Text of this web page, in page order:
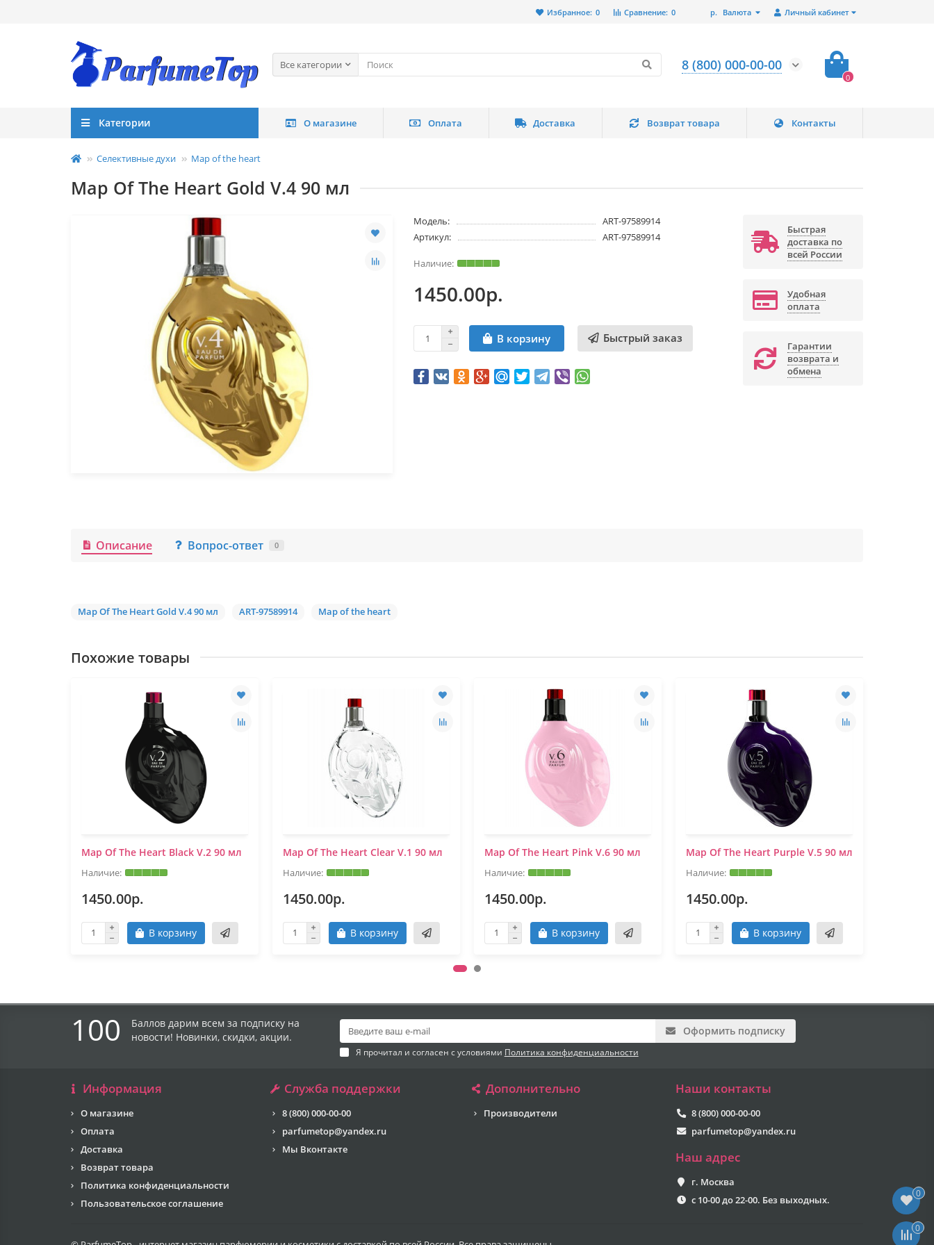
Личный кабинет
р. Валюта
Сравнение: 0
Избранное: 0
Все категории 8 (800) 000-00-00
0
Категории О магазине Оплата Доставка Возврат товара Контакты
Селективные духи Map of the heart
Map Of The Heart Gold V.4 90 мл
Модель:
ART-97589914
Артикул:
ART-97589914
1450.00р.
В корзину Быстрый заказ
Быстрая
доставка по
всей России
Удобная
оплата
Гарантии
возврата и
обмена
Описание Вопрос-ответ 0
Map Of The Heart Gold V.4 90 мл ART-97589914 Map of the heart
Похожие товары
Map Of The Heart Black V.2 90 мл
1450.00р.
В корзину
Map Of The Heart Clear V.1 90 мл
1450.00р.
В корзину
Map Of The Heart Pink V.6 90 мл
1450.00р.
В корзину
Map Of The Heart Purple V.5 90 мл
1450.00р.
В корзину
100
Баллов дарим всем за подписку на
новости! Новинки, скидки, акции.
Оформить подписку
Я прочитал и согласен с условиями Политика конфиденциальности
Информация
О магазине
Оплата
Доставка
Возврат товара
Политика конфиденциальности
Пользовательское соглашение
Служба поддержки
8 (800) 000-00-00
parfumetop@yandex.ru
Мы Вконтакте
Дополнительно
Производители
Наши контакты
8 (800) 000-00-00
parfumetop@yandex.ru
Наш адрес
г. Москва
с 10-00 до 22-00. Без выходных.
0
0